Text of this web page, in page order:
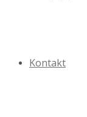
Kontakt